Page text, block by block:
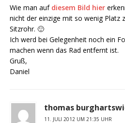
Wie man auf diesem Bild hier
nicht der einzige mit so wenig Platz
Sitzrohr. 🙂
Ich werd bei Gelegenheit noch ein
machen wenn das Rad entfernt ist.
Gruß,
Daniel
thomas
11. JULI 2012 UM 21:35 UHR